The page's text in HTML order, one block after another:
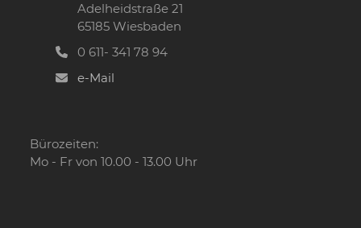
Adelheidstraße 21
65185 Wiesbaden
0 611- 341 78 94
e-Mail
Bürozeiten:
Mo - Fr von 10.00 - 13.00 Uhr